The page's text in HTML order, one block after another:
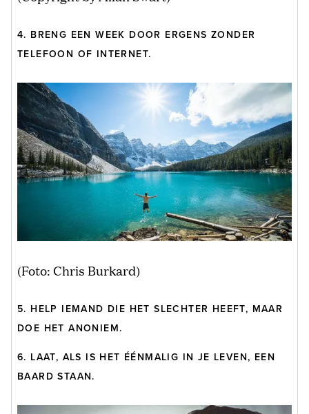
4. BRENG EEN WEEK DOOR ERGENS ZONDER
TELEFOON OF INTERNET.
(Foto: Chris Burkard)
5. HELP IEMAND DIE HET SLECHTER HEEFT, MAAR
DOE HET ANONIEM.
6. LAAT, ALS IS HET ÉÉNMALIG IN JE LEVEN, EEN
BAARD STAAN.